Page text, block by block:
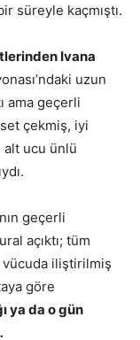
süreyle kaçmıştı.
Ivana
uzun
ama geçerli
set çekmiş, iyi
alt ucu ünlü
geçerli
açıktı; tüm
vücuda iliştirilmiş
göre
ya da o gün